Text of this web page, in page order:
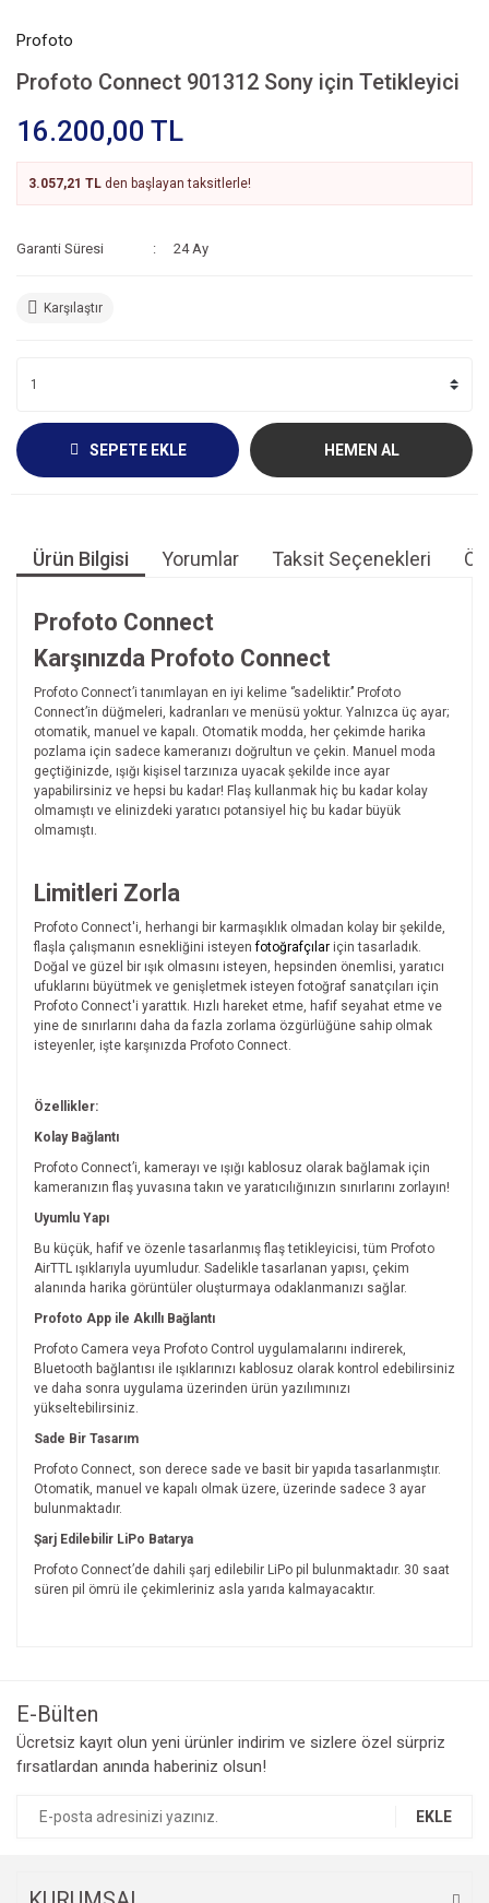
Profoto
Profoto Connect 901312 Sony için Tetikleyici
16.200,00 TL
3.057,21 TL den başlayan taksitlerle!
Garanti Süresi 24 Ay
Karşılaştır
SEPETE EKLE HEMEN AL
Ürün Bilgisi Yorumlar Taksit Seçenekleri
Profoto Connect
Karşınızda Profoto Connect
Profoto Connect’i tanımlayan en iyi kelime ‘’sadeliktir.’’ Profoto
Connect’in düğmeleri, kadranları ve menüsü yoktur. Yalnızca üç ayar;
otomatik, manuel ve kapalı. Otomatik modda, her çekimde harika
pozlama için sadece kameranızı doğrultun ve çekin. Manuel moda
geçtiğinizde, ışığı kişisel tarzınıza uyacak şekilde ince ayar
yapabilirsiniz ve hepsi bu kadar! Flaş kullanmak hiç bu kadar kolay
olmamıştı ve elinizdeki yaratıcı potansiyel hiç bu kadar büyük
olmamıştı.
Limitleri Zorla
Profoto Connect'i, herhangi bir karmaşıklık olmadan kolay bir şekilde,
flaşla çalışmanın esnekliğini isteyenfotoğrafçılar için tasarladık.
Doğal ve güzel bir ışık olmasını isteyen, hepsinden önemlisi, yaratıcı
ufuklarını büyütmek ve genişletmek isteyen fotoğraf sanatçıları için
Profoto Connect'i yarattık. Hızlı hareket etme, hafif seyahat etme ve
yine de sınırlarını daha da fazla zorlama özgürlüğüne sahip olmak
isteyenler, işte karşınızda Profoto Connect.
Özellikler:
Kolay Bağlantı
Profoto Connect’i, kamerayı ve ışığı kablosuz olarak bağlamak için
kameranızın flaş yuvasına takın ve yaratıcılığınızın sınırlarını zorlayın!
Uyumlu Yapı
Bu küçük, hafif ve özenle tasarlanmış flaş tetikleyicisi, tüm Profoto
AirTTL ışıklarıyla uyumludur. Sadelikle tasarlanan yapısı, çekim
alanında harika görüntüler oluşturmaya odaklanmanızı sağlar.
Profoto App ile Akıllı Bağlantı
Profoto Camera veya Profoto Control uygulamalarını indirerek,
Bluetooth bağlantısı ile ışıklarınızı kablosuz olarak kontrol edebilirsiniz
ve daha sonra uygulama üzerinden ürün yazılımınızı
yükseltebilirsiniz.
Sade Bir Tasarım
Profoto Connect, son derece sade ve basit bir yapıda tasarlanmıştır.
Otomatik, manuel ve kapalı olmak üzere, üzerinde sadece 3 ayar
bulunmaktadır.
Şarj Edilebilir LiPo Batarya
Profoto Connect’de dahili şarj edilebilir LiPo pil bulunmaktadır. 30 saat
süren pil ömrü ile çekimleriniz asla yarıda kalmayacaktır.
Ürün resmi kalitesiz, bozuk veya görüntülenemiyor.
Ürün açıklamasında eksik bilgiler bulunuyor.
E-Bülten
Ücretsiz kayıt olun yeni ürünler indirim ve sizlere özel sürpriz
fırsatlardan anında haberiniz olsun!
EKLE